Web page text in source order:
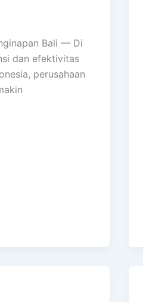
Bali — Di
dan efektivitas
perusahaan